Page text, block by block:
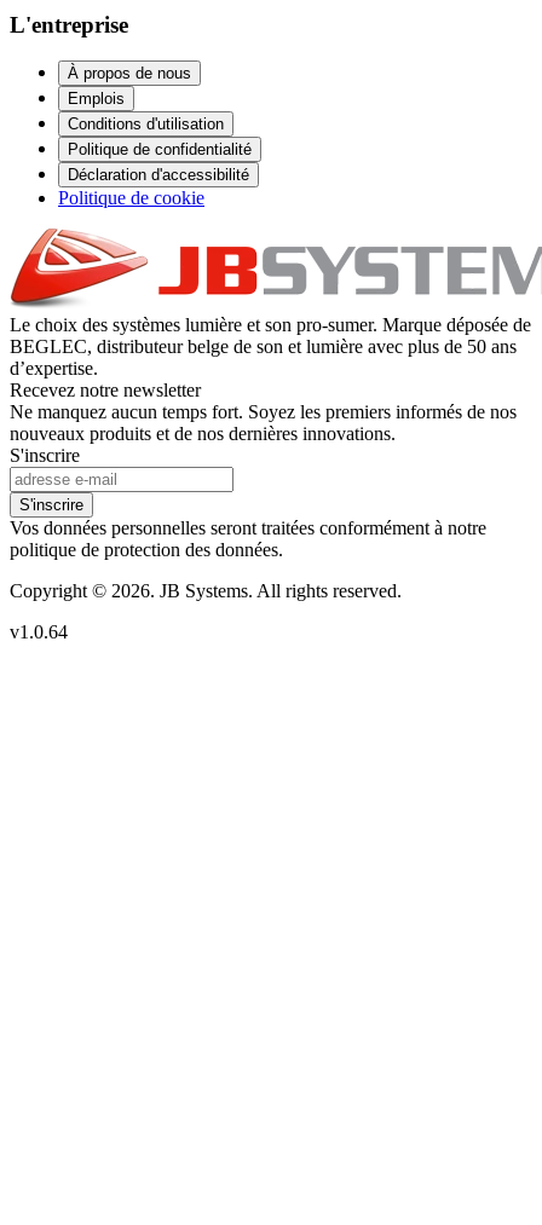
L'entreprise
À propos de nous
Emplois
Conditions d'utilisation
Politique de confidentialité
Déclaration d'accessibilité
Politique de cookie
Le choix des systèmes lumière et son pro-sumer. Marque déposée de
BEGLEC, distributeur belge de son et lumière avec plus de 50 ans
d’expertise.
Recevez notre newsletter
Ne manquez aucun temps fort. Soyez les premiers informés de nos
nouveaux produits et de nos dernières innovations.
S'inscrire
S'inscrire
Vos données personnelles seront traitées conformément à notre
politique de protection des données.
Copyright © 2026. JB Systems. All rights reserved.
v1.0.64